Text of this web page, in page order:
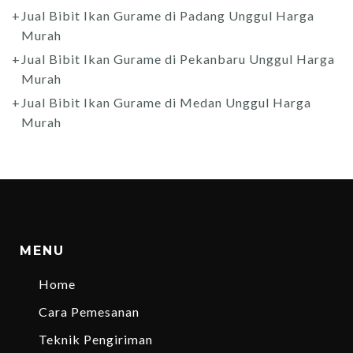
Jual Bibit Ikan Gurame di Padang Unggul Harga
Murah
Jual Bibit Ikan Gurame di Pekanbaru Unggul Harga
Murah
Jual Bibit Ikan Gurame di Medan Unggul Harga
Murah
MENU
Home
Cara Pemesanan
Teknik Pengiriman